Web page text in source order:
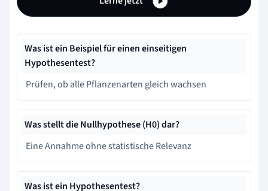
Was ist ein Beispiel für einen einseitigen
Hypothesentest?
Prüfen, ob alle Pflanzenarten gleich wachsen
Was stellt die Nullhypothese (H0) dar?
Eine Annahme ohne statistische Relevanz
Was ist ein Hypothesentest?